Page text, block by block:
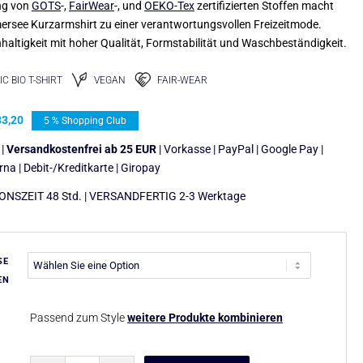
von GOTS-, FairWear-, und OEKO-Texzertifizierten Stoffen macht
Kurzarmshirt zu einer verantwortungsvollen Freizeitmode.
mit hoher Qualität, Formstabilität und Waschbeständigkeit.
BIO T-SHIRT VEGAN FAIR-WEAR
5 % Shopping Club
Versandkostenfrei ab 25 EUR | Vorkasse | PayPal | Google Pay |
| Debit-/Kreditkarte | Giropay
48 Std. | VERSANDFERTIG 2-3 Werktage
Passend zum Styleweitere Produkte kombinieren